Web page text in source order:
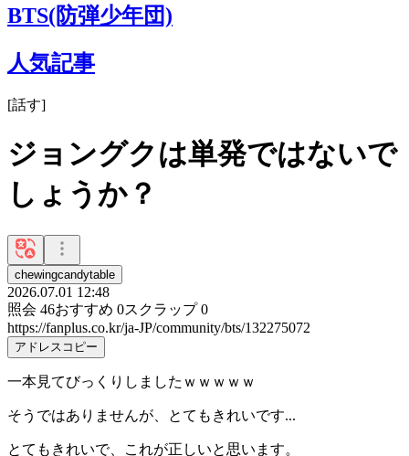
BTS(防弾少年団)
人気記事
[話す]
ジョングクは単発ではないで
しょうか？
chewingcandytable
2026.07.01 12:48
照会 46おすすめ 0スクラップ 0
https://fanplus.co.kr/ja-JP/community/bts/132275072
アドレスコピー
一本見てびっくりしましたｗｗｗｗｗ
そうではありませんが、とてもきれいです...
とてもきれいで、これが正しいと思います。